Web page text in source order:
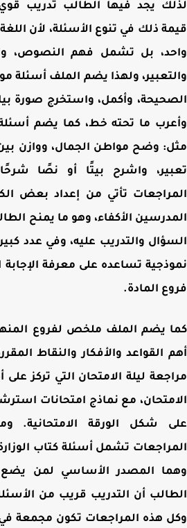
يجد فيها الطالب تدريب قوي
ذلك في تنوع الأسئلة، لأن اللغة
بل تشمل فهم النصوص،
ولهذا يضم الملف أسئلة
وأكمل، واستخرج صورة
ما تحته خط، كما يضم أسئلة
وضح مواطن الجمال، ووازن بين
واشرح بيتًا أو نصًا
تأتي من إعداد بعض
الأكفاء، وهو ما يمنح
والتدريب عليه، وفي عدد كبير
تساعده على معرفة الإجابة
المادة.
يضم الملف ملخص لفروع المنهج
القواعد والأفكار والنقاط
ليلة الامتحان التي تركز على
مع نماذج امتحانات
شكل الورقة الامتحانية. ومن
تشمل أسئلة كتاب الوزارة
المصدر الأساسي لمن يضع
أن التدريب قريب من الأسئلة
هذه المراجعات تكون مجمعة في